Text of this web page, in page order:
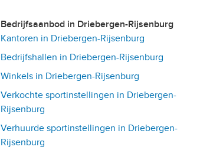
Bedrijfsaanbod in Driebergen-Rijsenburg
Kantoren in Driebergen-Rijsenburg
Bedrijfshallen in Driebergen-Rijsenburg
Winkels in Driebergen-Rijsenburg
Verkochte sportinstellingen in Driebergen-
Rijsenburg
Verhuurde sportinstellingen in Driebergen-
Rijsenburg